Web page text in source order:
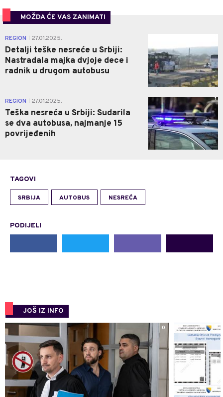
MOŽDA ĆE VAS ZANIMATI
REGION 27.01.2025.
Detalji teške nesreće u Srbiji:
Nastradala majka dvjoje dece i
radnik u drugom autobusu
REGION 27.01.2025.
Teška nesreća u Srbiji: Sudarila
se dva autobusa, najmanje 15
povrijeđenih
1
TAGOVI
SRBIJA AUTOBUS NESREĆA
PODIJELI
JOŠ IZ INFO
0